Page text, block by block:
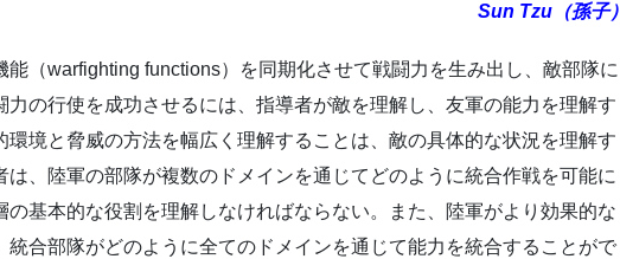
Sun Tzu（孫子）
能（warfighting functions）を同期化させて戦闘力を生み出し、敵部隊に
力の行使を成功させるには、指導者が敵を理解し、友軍の能力を理解す
環境と脅威の方法を幅広く理解することは、敵の具体的な状況を理解す
は、陸軍の部隊が複数のドメインを通じてどのように統合作戦を可能に
の基本的な役割を理解しなければならない。また、陸軍がより効果的な
統合部隊がどのように全てのドメインを通じて能力を統合することがで